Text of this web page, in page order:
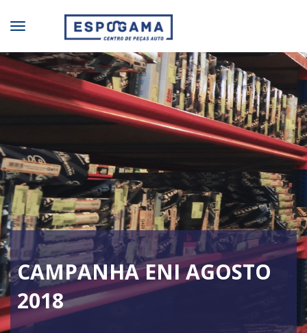
CAMPANHA ENI AGOSTO
2018